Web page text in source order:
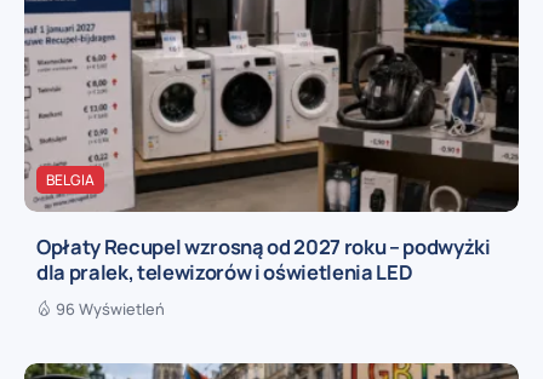
BELGIA
Opłaty Recupel wzrosną od 2027 roku – podwyżki
dla pralek, telewizorów i oświetlenia LED
96 Wyświetleń